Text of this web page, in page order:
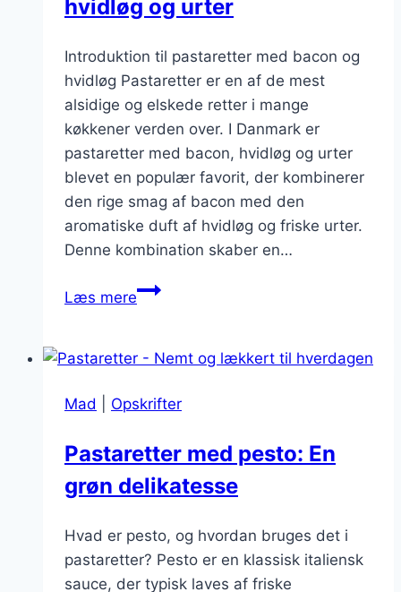
hvidløg og urter
Introduktion til pastaretter med bacon og
hvidløg Pastaretter er en af de mest
alsidige og elskede retter i mange
køkkener verden over. I Danmark er
pastaretter med bacon, hvidløg og urter
blevet en populær favorit, der kombinerer
den rige smag af bacon med den
aromatiske duft af hvidløg og friske urter.
Denne kombination skaber en…
Læs merePastaretter
hvidløg
urter
Mad Opskrifter
Pastaretter med pesto: En
grøn delikatesse
Hvad er pesto, og hvordan bruges det i
pastaretter? Pesto er en klassisk italiensk
sauce, der typisk laves af friske